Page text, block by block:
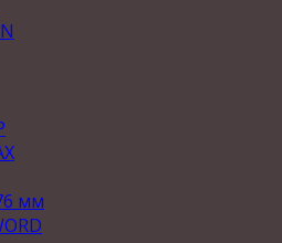
мм